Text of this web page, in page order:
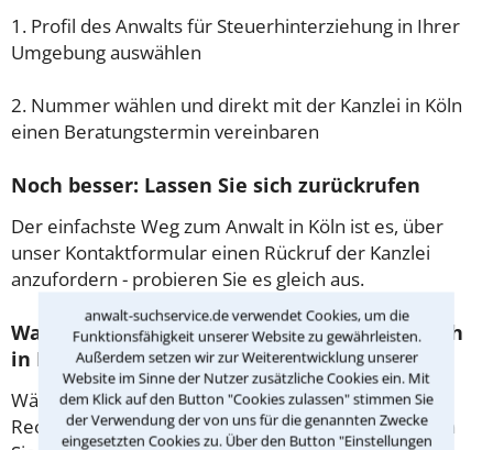
anwalt-suchservice.de verwendet Cookies, um die
Funktionsfähigkeit unserer Website zu gewährleisten.
Außerdem setzen wir zur Weiterentwicklung unserer
Website im Sinne der Nutzer zusätzliche Cookies ein. Mit
dem Klick auf den Button "Cookies zulassen" stimmen Sie
der Verwendung der von uns für die genannten Zwecke
eingesetzten Cookies zu. Über den Button "Einstellungen
1. Profil des Anwalts für Steuerhinterziehung in Ihrer
Umgebung auswählen
2. Nummer wählen und direkt mit der Kanzlei in Köln
einen Beratungstermin vereinbaren
Noch besser: Lassen Sie sich zurückrufen
Der einfachste Weg zum Anwalt in Köln ist es, über
unser Kontaktformular einen Rückruf der Kanzlei
anzufordern - probieren Sie es gleich aus.
Was passiert beim anwaltlichen Erstgespräch
in Köln?
Während des ersten Gesprächs mit Ihrem
Rechtsanwalt für Steuerhinterziehung in Köln haben